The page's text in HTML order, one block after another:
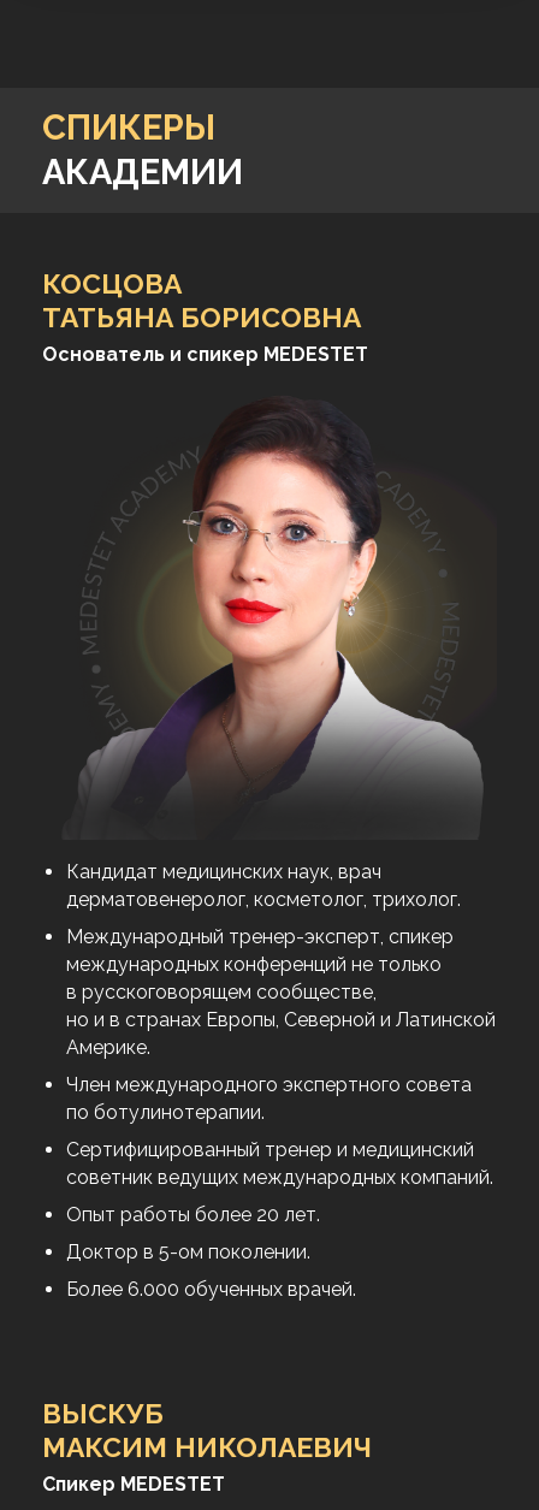
СПИКЕРЫ
АКАДЕМИИ
КОСЦОВА
ТАТЬЯНА БОРИСОВНА
Основатель и спикер MEDESTET
Кандидат медицинских наук, врач
дерматовенеролог, косметолог, трихолог.
Международный тренер-эксперт, спикер
международных конференций не только
в русскоговорящем сообществе,
но и в странах Европы, Северной и Латинской
Америке.
Член международного экспертного совета
по ботулинотерапии.
Сертифицированный тренер и медицинский
советник ведущих международных компаний.
Опыт работы более 20 лет.
Доктор в 5-ом поколении.
Более 6.000 обученных врачей.
ВЫСКУБ
МАКСИМ НИКОЛАЕВИЧ
Спикер MEDESTET